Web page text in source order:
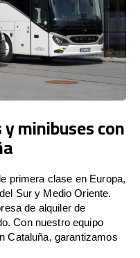
minibuses con
primera clase en Europa,
Sur y Medio Oriente.
de alquiler de
Con nuestro equipo
Cataluña, garantizamos